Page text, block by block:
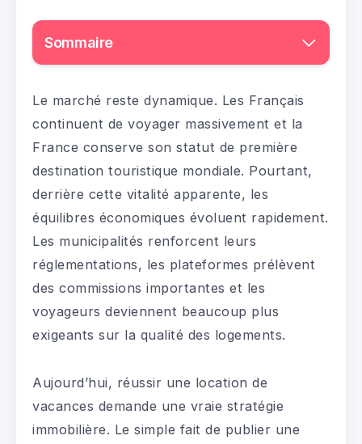
Sommaire
Le marché reste dynamique. Les Français
continuent de voyager massivement et la
France conserve son statut de première
destination touristique mondiale. Pourtant,
derrière cette vitalité apparente, les
équilibres économiques évoluent rapidement.
Les municipalités renforcent leurs
réglementations, les plateformes prélèvent
des commissions importantes et les
voyageurs deviennent beaucoup plus
exigeants sur la qualité des logements.
Aujourd’hui, réussir une location de
vacances demande une vraie stratégie
immobilière. Le simple fait de publier une